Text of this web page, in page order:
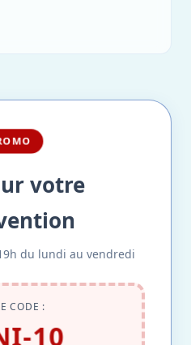
votre
du lundi au vendredi
CODE :
10